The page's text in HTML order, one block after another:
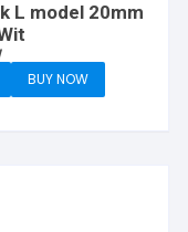
L model 20mm
BUY NOW